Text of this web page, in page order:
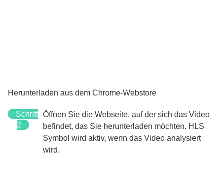
Herunterladen aus dem Chrome-Webstore
Schritt
2
Öffnen Sie die Webseite, auf der sich das Video
befindet, das Sie herunterladen möchten. HLS
Symbol wird aktiv, wenn das Video analysiert
wird.